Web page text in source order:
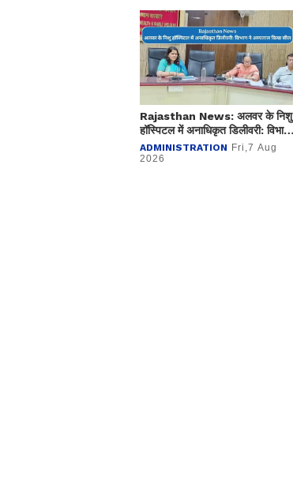
Rajasthan News: अलवर के निशु
हॉस्पिटल में अनाधिकृत डिलीवरी: विभाग
ने अस्पताल किया सील
ADMINISTRATION Fri,7 Aug
2026